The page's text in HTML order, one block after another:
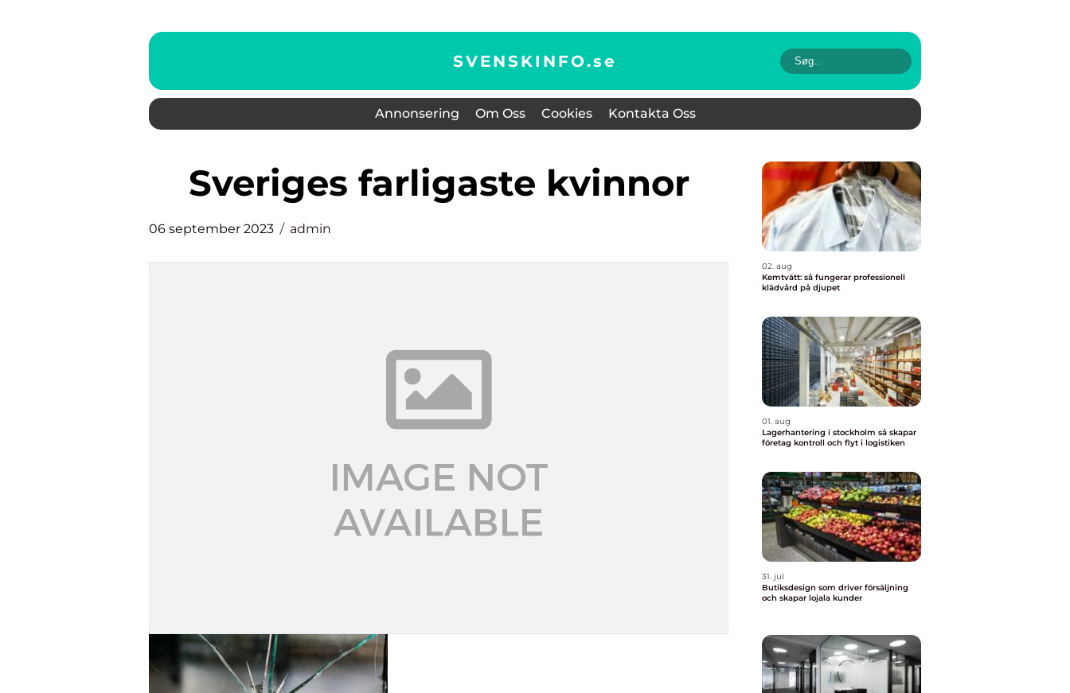
SVENSKINFO.se
Annonsering Om Oss Cookies Kontakta Oss
sveriges farligaste kvinnor
06 september 2023 admin
02. aug
Kemtvätt: så fungerar professionell
klädvård på djupet
01. aug
Lagerhantering i stockholm så skapar
företag kontroll och flyt i logistiken
31. jul
Butiksdesign som driver försäljning
och skapar lojala kunder